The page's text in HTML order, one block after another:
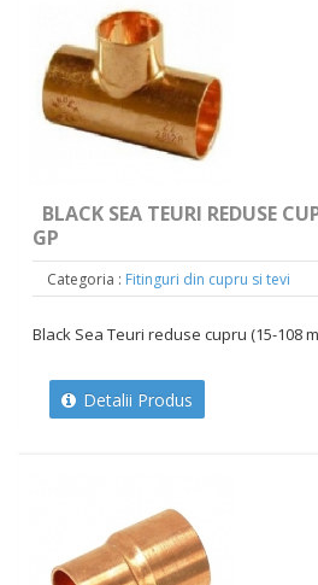
BLACK SEA TEURI REDUSE
GP
Categoria : Fitinguri din cupru si tevi
Black Sea Teuri reduse cupru (15-108
Detalii Produs